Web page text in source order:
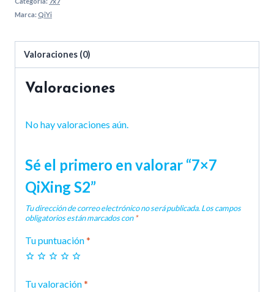
Marca:QiYi
Valoraciones (0)
Valoraciones
No hay valoraciones aún.
Sé el primero en valorar “7×7
QiXing S2”
Tu dirección de correo electrónico no será publicada.Los campos
obligatorios están marcados con*
Tu puntuación*
Tu valoración*